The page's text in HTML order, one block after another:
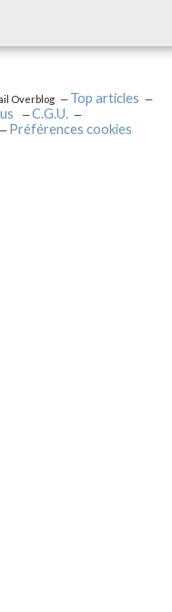
Overblog
Top articles
C.G.U.
Préférences cookies